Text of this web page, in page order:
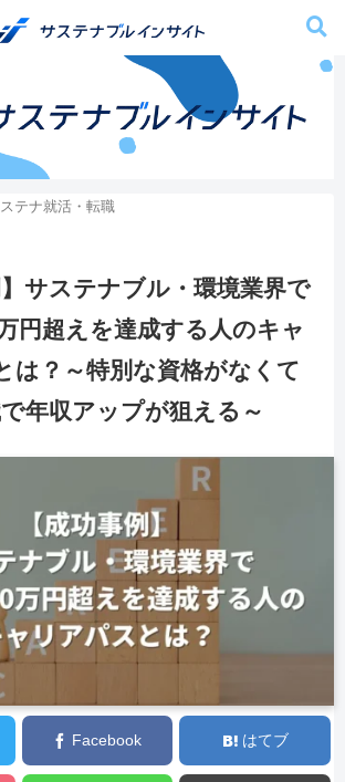
テナ就活・転職
】サステナブル・環境業界で
円超えを達成する人のキャ
は？～特別な資格がなくて
年収アップが狙える～
Facebook はてブ